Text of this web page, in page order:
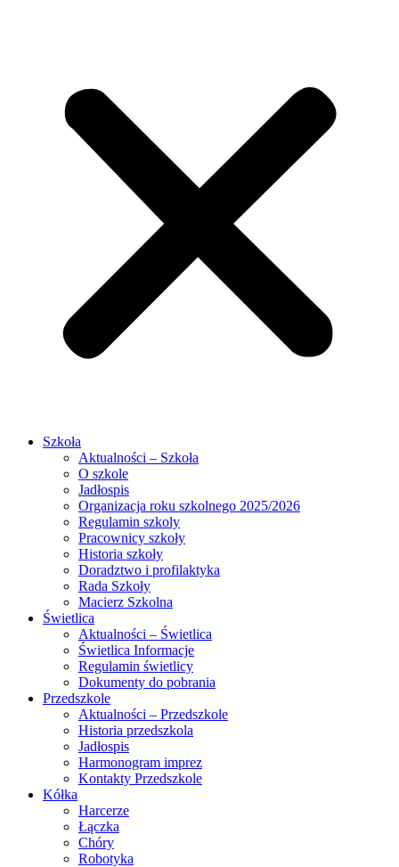
Szkoła
Aktualności – Szkoła
O szkole
Jadłospis
Organizacja roku szkolnego 2025/2026
Regulamin szkoly
Pracownicy szkoły
Historia szkoły
Doradztwo i profilaktyka
Rada Szkoły
Macierz Szkolna
Świetlica
Aktualności – Świetlica
Świetlica Informacje
Regulamin świetlicy
Dokumenty do pobrania
Przedszkole
Aktualności – Przedszkole
Historia przedszkola
Jadłospis
Harmonogram imprez
Kontakty Przedszkole
Kółka
Harcerze
Łączka
Chóry
Robotyka